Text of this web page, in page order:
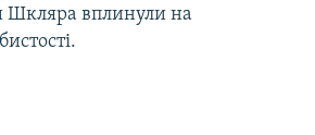
Шкляра вплинули на